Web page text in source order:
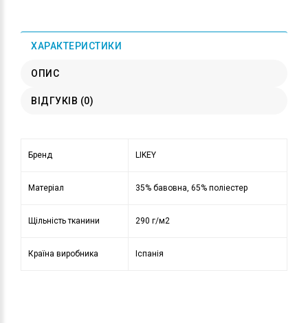
ХАРАКТЕРИСТИКИ
ОПИС
ВІДГУКІВ (0)
Бренд LIKEY
Матеріал 35% бавовна, 65% поліестер
Щільність тканини 290 г/м2
Країна виробника Іспанія